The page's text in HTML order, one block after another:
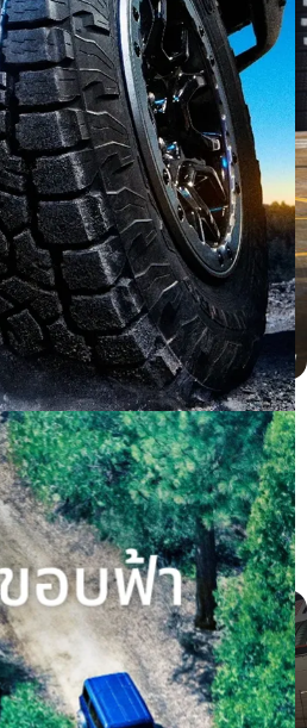
PROXES CR1